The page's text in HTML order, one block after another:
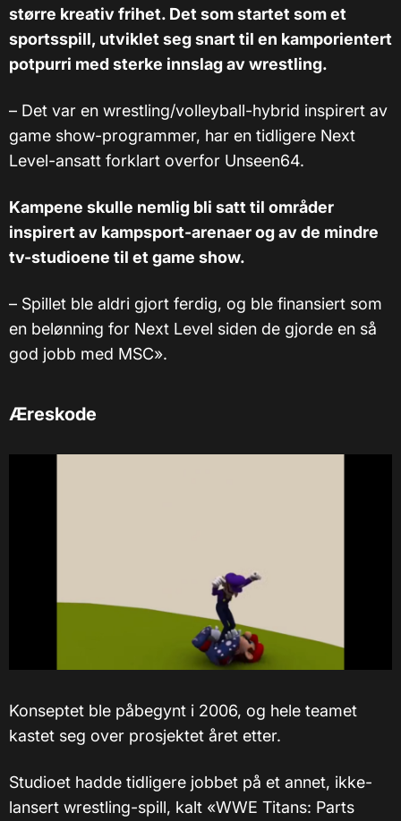
større kreativ frihet. Det som startet som et
sportsspill, utviklet seg snart til en kamporientert
potpurri med sterke innslag av wrestling.
– Det var en wrestling/volleyball-hybrid inspirert av
game show-programmer, har en tidligere Next
Level-ansatt forklart overfor Unseen64.
Kampene skulle nemlig bli satt til områder
inspirert av kampsport-arenaer og av de mindre
tv-studioene til et game show.
– Spillet ble aldri gjort ferdig, og ble finansiert som
en belønning for Next Level siden de gjorde en så
god jobb med MSC».
Æreskode
Konseptet ble påbegynt i 2006, og hele teamet
kastet seg over prosjektet året etter.
Studioet hadde tidligere jobbet på et annet, ikke-
lansert wrestling-spill, kalt «WWE Titans: Parts